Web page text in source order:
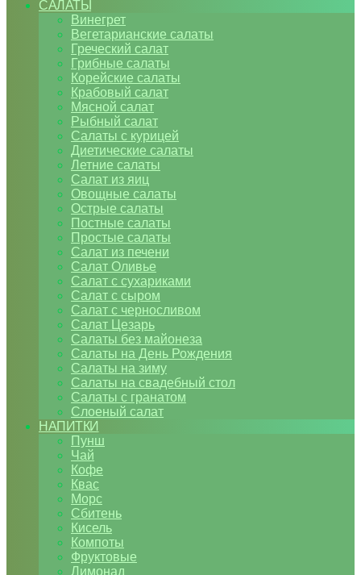
САЛАТЫ
Винегрет
Вегетарианские салаты
Греческий салат
Грибные салаты
Корейские салаты
Крабовый салат
Мясной салат
Рыбный салат
Салаты с курицей
Диетические салаты
Летние салаты
Салат из яиц
Овощные салаты
Острые салаты
Постные салаты
Простые салаты
Салат из печени
Салат Оливье
Салат с сухариками
Салат с сыром
Салат с черносливом
Салат Цезарь
Салаты без майонеза
Салаты на День Рождения
Салаты на зиму
Салаты на свадебный стол
Салаты с гранатом
Слоеный салат
НАПИТКИ
Пунш
Чай
Кофе
Квас
Морс
Сбитень
Кисель
Компоты
Фруктовые
Лимонад